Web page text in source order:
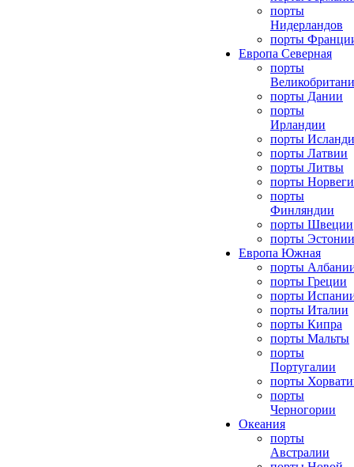
порты
Нидерландов
порты
Европа Северная
порты
порты Дании
порты
Ирландии
порты
порты Латвии
порты Литвы
порты
порты
Финляндии
порты Швеции
порты Эстонии
Европа Южная
порты
порты Греции
порты
порты Италии
порты Кипра
порты Мальты
порты
Португалии
порты
порты
Черногории
Океания
порты
Австралии